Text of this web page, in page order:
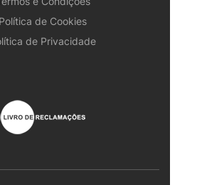
Política de Cookies
de Privacidade